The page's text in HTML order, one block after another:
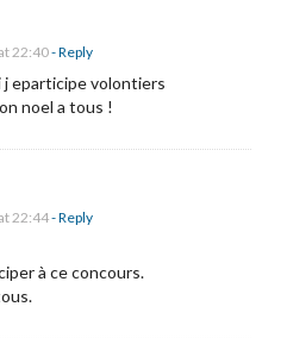
22:40- Reply
j eparticipe volontiers
noel a tous !
22:44- Reply
à ce concours.